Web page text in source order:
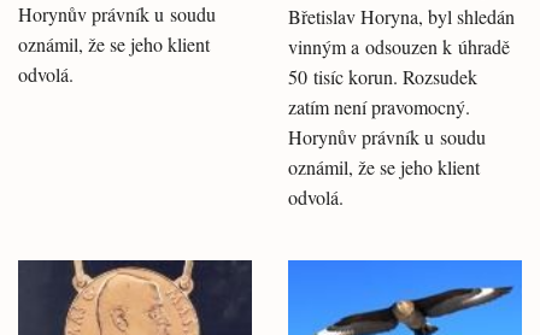
Horynův právník u soudu
oznámil, že se jeho klient
odvolá.
Břetislav Horyna, byl shledán
vinným a odsouzen k úhradě
50 tisíc korun. Rozsudek
zatím není pravomocný.
Horynův právník u soudu
oznámil, že se jeho klient
odvolá.